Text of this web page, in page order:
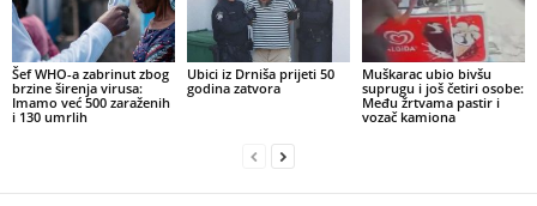
Šef WHO-a zabrinut zbog
brzine širenja virusa:
Imamo već 500 zaraženih
i 130 umrlih
Ubici iz Drniša prijeti 50
godina zatvora
Muškarac ubio bivšu
suprugu i još četiri osobe:
Među žrtvama pastir i
vozač kamiona